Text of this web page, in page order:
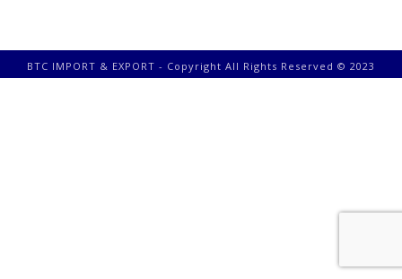
BTC IMPORT & EXPORT - Copyright All Rights Reserved © 2023